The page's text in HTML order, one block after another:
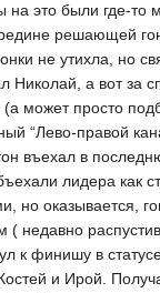
это были где-то
решающей
не утихла, но
Николай, а вот за
может просто
“Лево-правой
въехал в
лидера как
но оказывается,
недавно
к финишу в
и Ирой.